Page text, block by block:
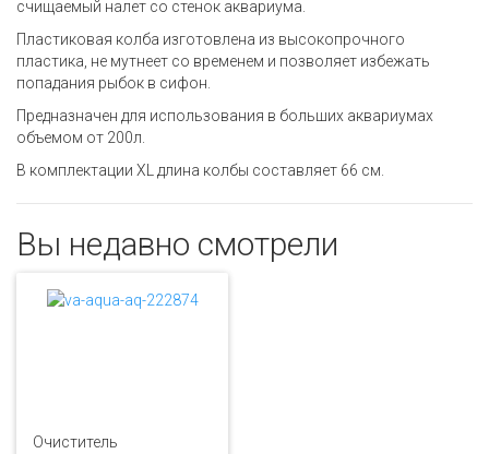
счищаемый налет со стенок аквариума.
Пластиковая колба изготовлена из высокопрочного
пластика, не мутнеет со временем и позволяет избежать
попадания рыбок в сифон.
Предназначен для использования в больших аквариумах
объемом от 200л.
В комплектации XL длина колбы составляет 66 см.
Вы недавно смотрели
Очиститель